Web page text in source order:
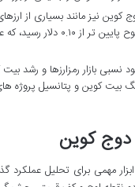
نیز مانند بسیاری از
در سال های ۲۰۲۲ و ۲۰۲۳، قیمت آن
۲۰۲۳ و اوایل ۲۰۲۴، با بهبود نسبی بازار
بیت کوین و پتانسیل پروژه
مهمی برای تحلیل عملکرد